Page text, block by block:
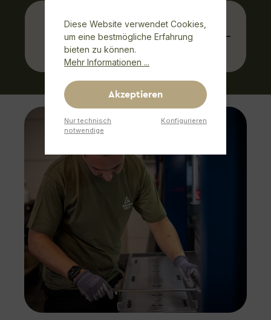
WIE EMPFINDLICH IST DIE
OBERFLÄCHE DER
SPACEPLATE?
Diese Website verwendet Cookies,
um eine bestmögliche Erfahrung
bieten zu können.
Mehr Informationen ...
Akzeptieren
Nur technisch
notwendige
Konfigurieren